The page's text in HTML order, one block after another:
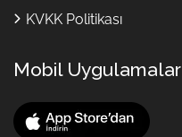
KVKK Politikası
Mobil Uygulamalar